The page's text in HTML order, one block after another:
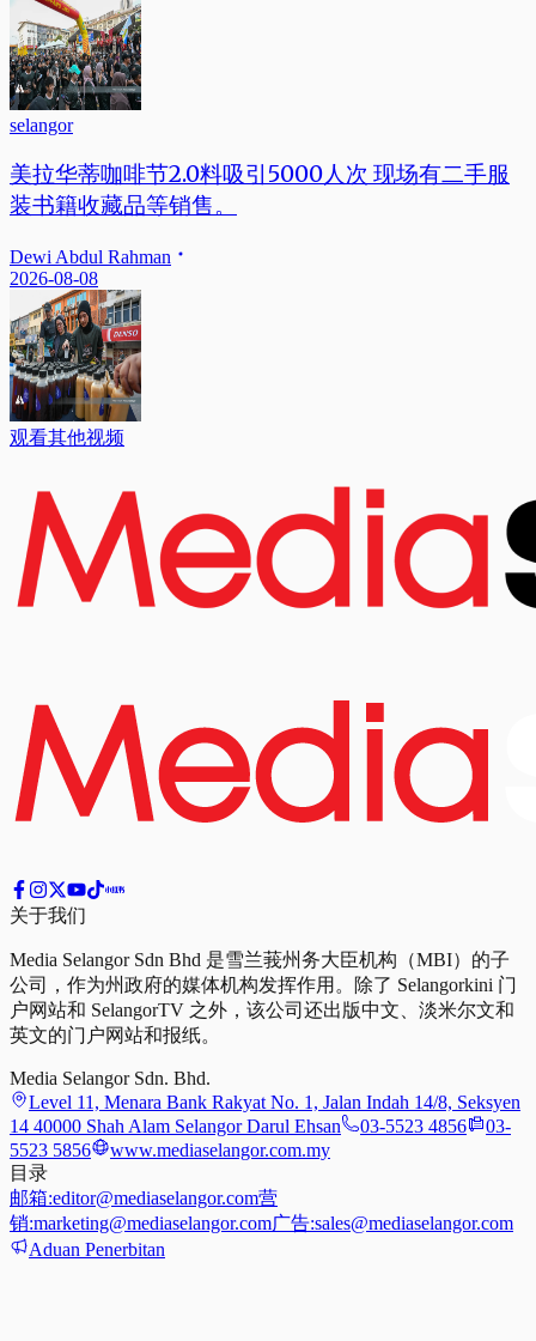
selangor
美拉华蒂咖啡节2.0料吸引5000人次 现场有二手服
装书籍收藏品等销售。
Dewi Abdul Rahman
2026-08-08
观看其他视频
关于我们
Media Selangor Sdn Bhd 是雪兰莪州务大臣机构（MBI）的子
公司，作为州政府的媒体机构发挥作用。除了 Selangorkini 门
户网站和 SelangorTV 之外，该公司还出版中文、淡米尔文和
英文的门户网站和报纸。
Media Selangor Sdn. Bhd.
Level 11, Menara Bank Rakyat No. 1, Jalan Indah 14/8, Seksyen
14 40000 Shah Alam Selangor Darul Ehsan
03-5523 4856
03-
5523 5856
www.mediaselangor.com.my
目录
邮箱:editor@mediaselangor.com营
销:marketing@mediaselangor.com广告:sales@mediaselangor.com
Aduan Penerbitan